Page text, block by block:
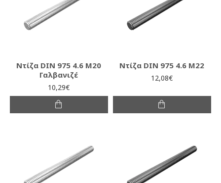
Ντίζα DIN 975 4.6 M20
Γαλβανιζέ
10,29€
Ντίζα DIN 975 4.6 M22
12,08€